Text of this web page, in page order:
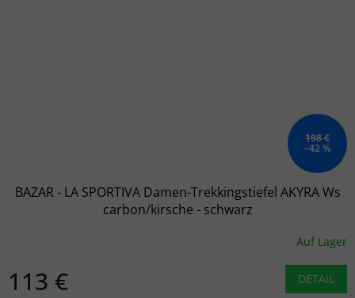
198 €
–42 %
BAZAR - LA SPORTIVA Damen-Trekkingstiefel AKYRA Ws
carbon/kirsche - schwarz
Auf Lager
113 € DETAIL